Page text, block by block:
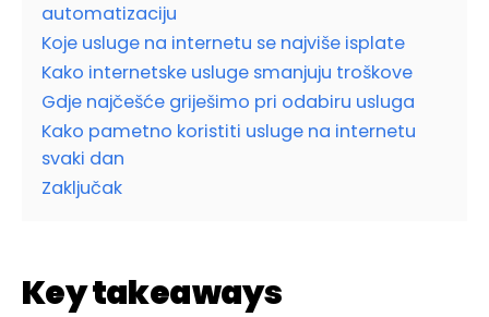
automatizaciju
Koje usluge na internetu se najviše isplate
Kako internetske usluge smanjuju troškove
Gdje najčešće griješimo pri odabiru usluga
Kako pametno koristiti usluge na internetu
svaki dan
Zaključak
Key takeaways